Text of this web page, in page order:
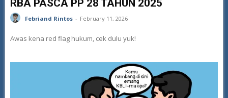
RBA PASCA PP 28 TAHUN 2025
Febriand Rintos - February 11, 2026
Awas kena red flag hukum, cek dulu yuk!